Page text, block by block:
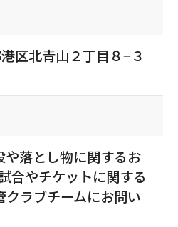
区北青山２丁目８−３
落とし物に関するお
やチケットに関する
クラブチームにお問い